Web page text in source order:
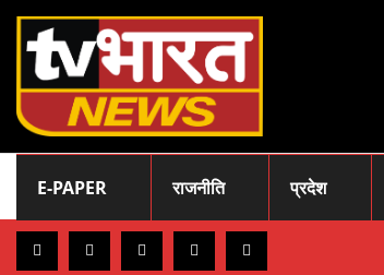
E-PAPER राजनीति प्रदेश